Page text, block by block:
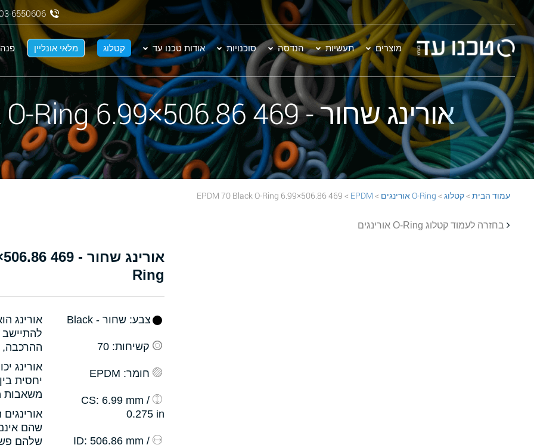
מוצרים תעשיות הנדסה סוכנויות אודות טכנו עד קטלוג מלאי אונליין פנה
03-6550606
אורינג שחור - 469 506.86×6.99 EPDM 70 Black O-Ring
עמוד הבית >קטלוג > O-Ring אורינגים >
EPDM
> 469 506.86×6.99 EPDM 70 Black O-Ring
בחזרה לעמוד קטלוג O-Ring אורינגים
Ring
אורינג
להתיישב
ההרכבה,
אורינג
יחסית
משאבות
שהם
שלהם
צבע: שחור - Black
קשיחות: 70
חומר: EPDM
: 6.99 mm /
0.275 in
: 506.86 mm /